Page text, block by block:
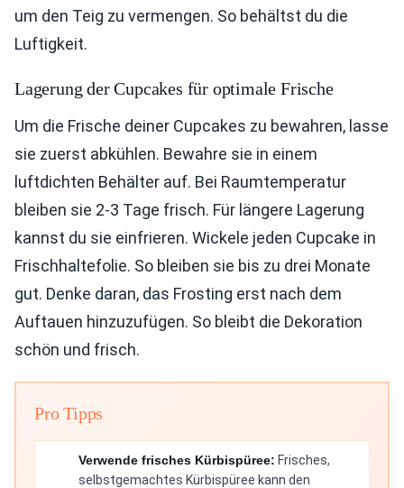
um den Teig zu vermengen. So behältst du die
Luftigkeit.
Lagerung der Cupcakes für optimale Frische
Um die Frische deiner Cupcakes zu bewahren, lasse
sie zuerst abkühlen. Bewahre sie in einem
luftdichten Behälter auf. Bei Raumtemperatur
bleiben sie 2-3 Tage frisch. Für längere Lagerung
kannst du sie einfrieren. Wickele jeden Cupcake in
Frischhaltefolie. So bleiben sie bis zu drei Monate
gut. Denke daran, das Frosting erst nach dem
Auftauen hinzuzufügen. So bleibt die Dekoration
schön und frisch.
Pro Tipps
Verwende frisches Kürbispüree: Frisches,
selbstgemachtes Kürbispüree kann den